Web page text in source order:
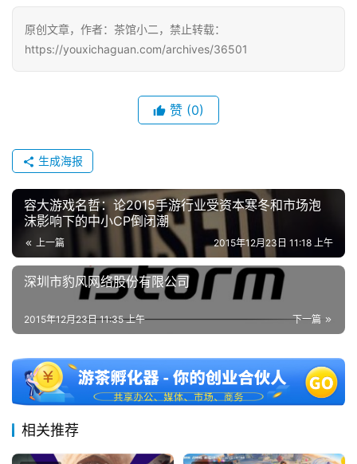
游
戏
2
第
十
三
届
金
茶
奖
7
月
3
0
日
原创文章，作者：茶馆小二，禁止转载：
https://youxichaguan.com/archives/36501
赞 (0)
生成海报
容大游戏名哲：论2015手游行业受资本寒冬和市场泡
沫影响下的中小CP倒闭潮
上一篇 2015年12月23日 11:18 上午
深圳市豹风网络股份有限公司
下一篇
2015年12月23日 11:35 上午
相关推荐